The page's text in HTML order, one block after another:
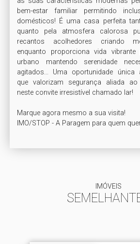
bem-estar familiar permitindo
domésticos! É uma casa perfeita
quanto pela atmosfera calorosa
recantos acolhedores criando
enquanto proporciona vida
urbano mantendo serenidade
agitados... Uma oportunidade única
que valorizam segurança aliada ao
neste convite irresistível chamado lar!
Marque agora mesmo a sua visita!
IMO/STOP - A Paragem para quem
IMÓVEIS